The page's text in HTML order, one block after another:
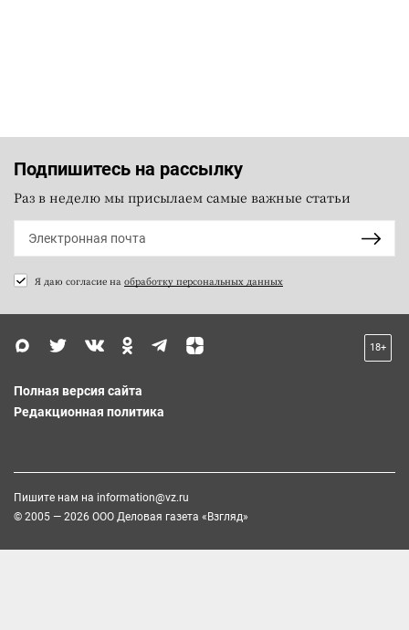
Подпишитесь на рассылку
Раз в неделю мы присылаем самые важные статьи
Я даю согласие на обработку персональных данных
18+
Полная версия сайта
Редакционная политика
Пишите нам на information@vz.ru
© 2005 — 2026 ООО Деловая газета «Взгляд»